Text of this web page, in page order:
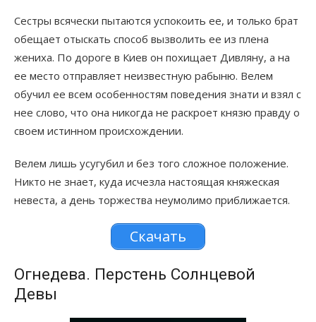
Сестры всячески пытаются успокоить ее, и только брат
обещает отыскать способ вызволить ее из плена
жениха. По дороге в Киев он похищает Дивляну, а на
ее место отправляет неизвестную рабыню. Велем
обучил ее всем особенностям поведения знати и взял с
нее слово, что она никогда не раскроет князю правду о
своем истинном происхождении.
Велем лишь усугубил и без того сложное положение.
Никто не знает, куда исчезла настоящая княжеская
невеста, а день торжества неумолимо приближается.
Скачать
Огнедева. Перстень Солнцевой
Девы